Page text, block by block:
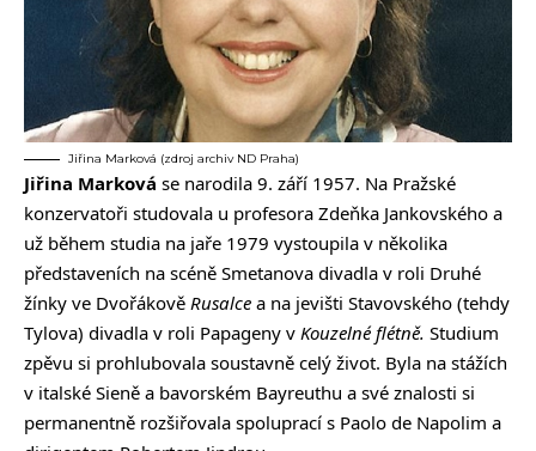
Jiřina Marková (zdroj archiv ND Praha)
Jiřina Marková se narodila 9. září 1957. Na Pražské
konzervatoři studovala u profesora Zdeňka Jankovského a
už během studia na jaře 1979 vystoupila v několika
představeních na scéně Smetanova divadla v roli Druhé
žínky ve Dvořákově Rusalce a na jevišti Stavovského (tehdy
Tylova) divadla v roli Papageny v Kouzelné flétně. Studium
zpěvu si prohlubovala soustavně celý život. Byla na stážích
v italské Sieně a bavorském Bayreuthu a své znalosti si
permanentně rozšiřovala spoluprací s Paolo de Napolim a